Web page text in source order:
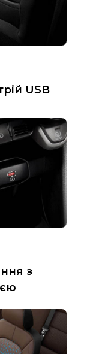
USB
з